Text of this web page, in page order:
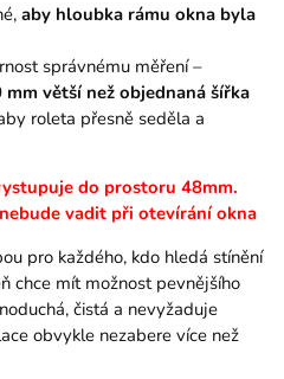
aby hloubka rámu okna byla
správnému měření –
větší než objednaná šířka
roleta přesně seděla a
do prostoru 48mm.
vadit při otevírání okna
pro každého, kdo hledá stínění
chce mít možnost pevnějšího
čistá a nevyžaduje
obvykle nezabere více než